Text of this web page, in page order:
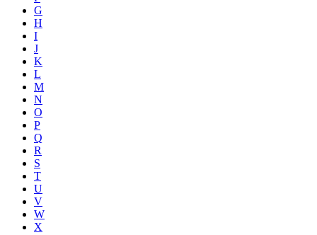
G
H
I
J
K
L
M
N
O
P
Q
R
S
T
U
V
W
X